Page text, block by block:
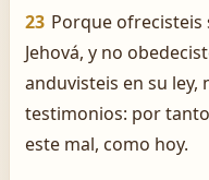
23 Porque ofrecisteis
Jehová, y no
anduvisteis en su ley,
testimonios: por
este mal, como hoy.